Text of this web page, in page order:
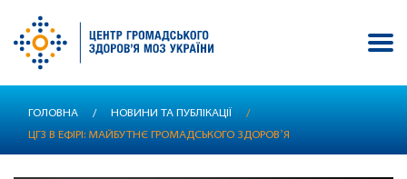
основного
ГОЛОВНА / НОВИНИ ТА ПУБЛІКАЦІЇ
/
ЦГЗ В ЕФІРІ: МАЙБУТНЄ ГРОМАДСЬКОГО ЗДОРОВʼЯ